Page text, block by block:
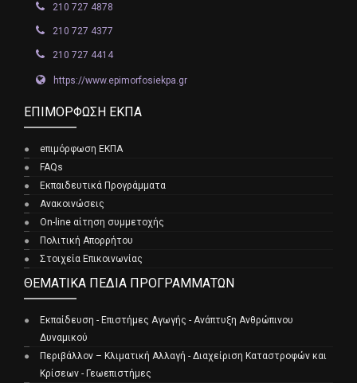
210 727 4878
210 727 4377
210 727 4414
https://www.epimorfosiekpa.gr
EΠΙΜΌΡΦΩΣΗ ΕΚΠΑ
eπιμόρφωση ΕΚΠΑ
FAQs
Εκπαιδευτικά Προγράμματα
Ανακοινώσεις
On-line αίτηση συμμετοχής
Πολιτική Απορρήτου
Στοιχεία Επικοινωνίας
ΘΕΜΑΤΙΚΆ ΠΕΔΊΑ ΠΡΟΓΡΑΜΜΆΤΩΝ
Εκπαίδευση - Επιστήμες Αγωγής - Ανάπτυξη Ανθρώπινου
Δυναμικού
Περιβάλλον – Κλιματική Αλλαγή - Διαχείριση Καταστροφών και
Κρίσεων - Γεωεπιστήμες